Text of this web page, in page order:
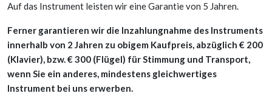
Auf das Instrument leisten wir eine Garantie von 5 Jahren.
Ferner garantieren wir die Inzahlungnahme des Instruments
innerhalb von 2 Jahren zu obigem Kaufpreis, abzüglich € 200
(Klavier), bzw. € 300 (Flügel) für Stimmung und Transport,
wenn Sie ein anderes, mindestens gleichwertiges
Instrument bei uns erwerben.